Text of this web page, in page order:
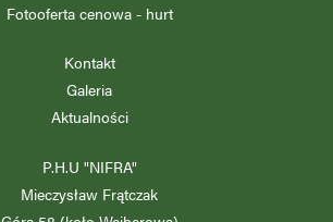
Fotooferta cenowa - hurt
Kontakt
Galeria
Aktualności
P.H.U "NIFRA"
Mieczysław Frątczak